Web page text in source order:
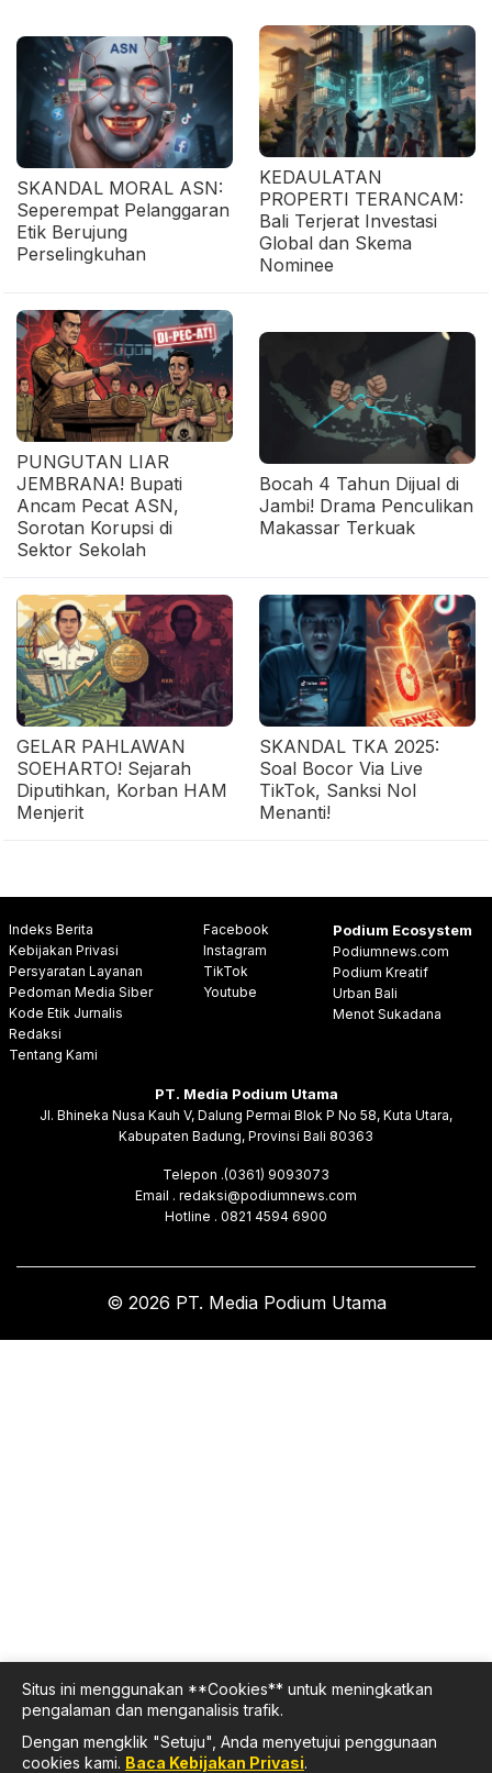
SKANDAL MORAL ASN:
Seperempat Pelanggaran
Etik Berujung
Perselingkuhan
KEDAULATAN
PROPERTI TERANCAM:
Bali Terjerat Investasi
Global dan Skema
Nominee
PUNGUTAN LIAR
JEMBRANA! Bupati
Ancam Pecat ASN,
Sorotan Korupsi di
Sektor Sekolah
Bocah 4 Tahun Dijual di
Jambi! Drama Penculikan
Makassar Terkuak
GELAR PAHLAWAN
SOEHARTO! Sejarah
Diputihkan, Korban HAM
Menjerit
SKANDAL TKA 2025:
Soal Bocor Via Live
TikTok, Sanksi Nol
Menanti!
Indeks Berita
Kebijakan Privasi
Persyaratan Layanan
Pedoman Media Siber
Kode Etik Jurnalis
Redaksi
Tentang Kami
Facebook
Instagram
TikTok
Youtube
Podium Ecosystem
Podiumnews.com
Podium Kreatif
Urban Bali
Menot Sukadana
PT. Media Podium Utama
Jl. Bhineka Nusa Kauh V, Dalung Permai Blok P No 58, Kuta Utara,
Kabupaten Badung, Provinsi Bali 80363
Telepon .(0361) 9093073
Email . redaksi@podiumnews.com
Hotline . 0821 4594 6900
© 2026 PT. Media Podium Utama
Situs ini menggunakan **Cookies** untuk meningkatkan
pengalaman dan menganalisis trafik.
Dengan mengklik "Setuju", Anda menyetujui penggunaan
cookies kami. Baca Kebijakan Privasi.